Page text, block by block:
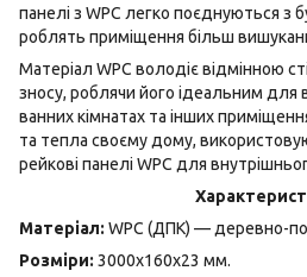
панелі з WPC легко поєднуються з
роблять приміщення більш
Матеріал WPC володіє відмінною
зносу, роблячи його ідеальним для
ванних кімнатах та інших
та тепла своєму дому,
рейкові панелі WPC для
Матеріал: WPC (ДПК) — деревно-
Розміри: 3000х160х23 мм.